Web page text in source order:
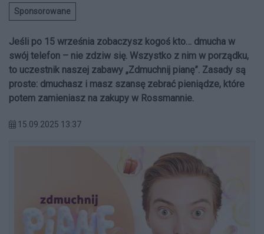
Sponsorowane
Jeśli po 15 września zobaczysz kogoś kto… dmucha w
swój telefon – nie zdziw się. Wszystko z nim w porządku,
to uczestnik naszej zabawy „Zdmuchnij pianę”. Zasady są
proste: dmuchasz i masz szansę zebrać pieniądze, które
potem zamieniasz na zakupy w Rossmannie.
15.09.2025 13:37